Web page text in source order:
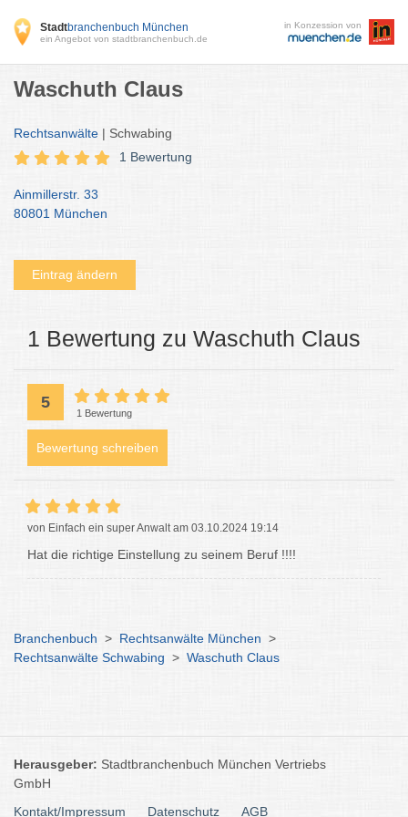
Stadtbranchenbuch München
ein Angebot von stadtbranchenbuch.de
in Konzession von
Waschuth Claus
Rechtsanwälte | Schwabing
1 Bewertung
Ainmillerstr. 33
80801 München
Eintrag ändern
1 Bewertung zu Waschuth Claus
5
1 Bewertung
Bewertung schreiben
von Einfach ein super Anwalt am 03.10.2024 19:14
Hat die richtige Einstellung zu seinem Beruf !!!!
Branchenbuch > Rechtsanwälte München >
Rechtsanwälte Schwabing > Waschuth Claus
Herausgeber: Stadtbranchenbuch München Vertriebs
GmbH
Kontakt/Impressum
Datenschutz AGB